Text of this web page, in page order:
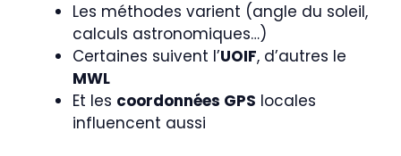
Les méthodes varient (angle du soleil,
calculs astronomiques…)
Certaines suivent l’UOIF, d’autres le
MWL
Et les coordonnées GPS locales
influencent aussi